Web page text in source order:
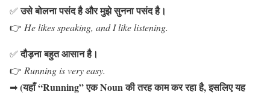
✅उसे बोलना पसंद है और मुझे सुनना पसंद है।
👉 He likes speaking, and I like listening.
✅दौड़ना बहुत आसान है।
👉 Running is very easy.
➡(यहाँ “Running” एक Noun की तरह काम कर रहा है, इसलिए यह